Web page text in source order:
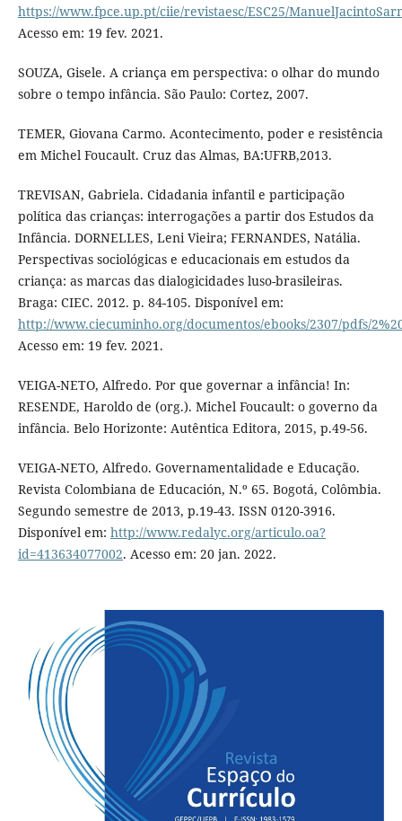
https://www.fpce.up.pt/ciie/revistaesc/ESC25/
Acesso em: 19 fev. 2021.
SOUZA, Gisele. A criança em perspectiva: o olhar do mundo
sobre o tempo infância. São Paulo: Cortez, 2007.
TEMER, Giovana Carmo. Acontecimento, poder e resistência
em Michel Foucault. Cruz das Almas, BA:UFRB,2013.
TREVISAN, Gabriela. Cidadania infantil e participação
política das crianças: interrogações a partir dos Estudos da
Infância. DORNELLES, Leni Vieira; FERNANDES, Natália.
Perspectivas sociológicas e educacionais em estudos da
criança: as marcas das dialogicidades luso-brasileiras.
Braga: CIEC. 2012. p. 84-105. Disponível em:
http://www.ciecuminho.org/documentos/ebooks/2307/pdfs/
Acesso em: 19 fev. 2021.
VEIGA-NETO, Alfredo. Por que governar a infância! In:
RESENDE, Haroldo de (org.). Michel Foucault: o governo da
infância. Belo Horizonte: Autêntica Editora, 2015, p.49-56.
VEIGA-NETO, Alfredo. Governamentalidade e Educação.
Revista Colombiana de Educación, N.º 65. Bogotá, Colômbia.
Segundo semestre de 2013, p.19-43. ISSN 0120-3916.
Disponível em: http://www.redalyc.org/articulo.oa?
id=413634077002. Acesso em: 20 jan. 2022.